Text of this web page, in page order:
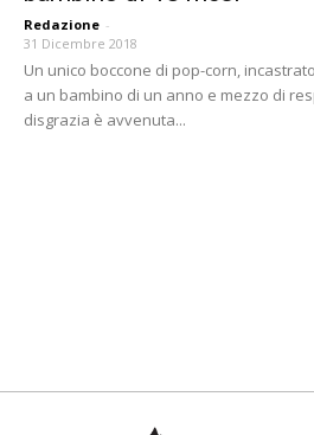
Redazione -
31 Dicembre 2018
Un unico boccone di pop-corn,
a un bambino di un anno e mezzo di
disgrazia è avvenuta...